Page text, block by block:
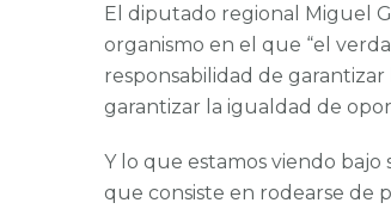
El diputado regional Miguel
organismo en el que “el
responsabilidad de
garantizar la igualdad de
Y lo que estamos viendo
que consiste en rodearse de